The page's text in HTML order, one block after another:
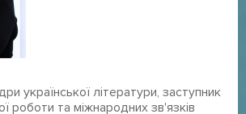
української літератури, заступник
роботи та міжнародних зв'язків